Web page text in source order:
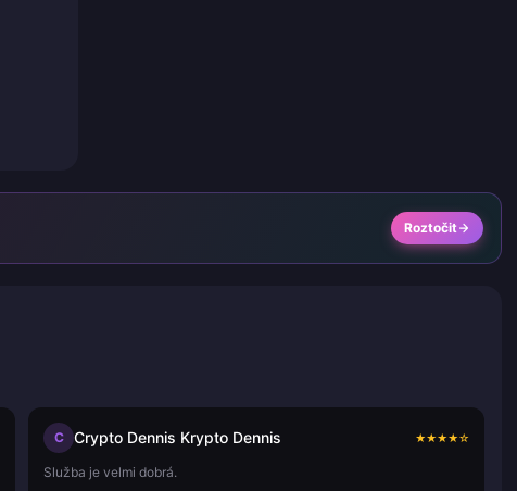
Roztočit
C Crypto Dennis Krypto Dennis ★★★★☆
Služba je velmi dobrá.